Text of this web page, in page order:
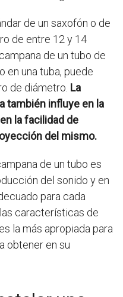
de un saxofón o de
de entre 12 y 14
de un tubo de
en una tuba, puede
de diámetro. La
también influye en la
la facilidad de
del mismo.
de un tubo es
del sonido y en
para cada
características de
la más apropiada para
obtener en su